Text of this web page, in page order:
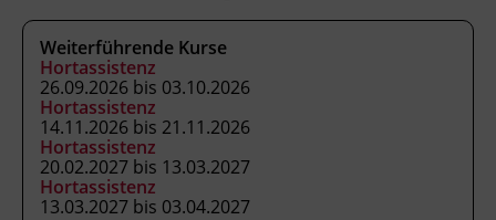
Bild vom Kind
Sprachentwicklung und -förderung
Bewegung und Gesundheit
Alltag als Lern- und Erfahrungsfeld
Kommunikation und Teamarbeit
Erste Hilfe für Kindernotfälle
Weiterführende Kurse
Hortassistenz
26.09.2026 bis 03.10.2026
Hortassistenz
14.11.2026 bis 21.11.2026
Hortassistenz
20.02.2027 bis 13.03.2027
Hortassistenz
13.03.2027 bis 03.04.2027